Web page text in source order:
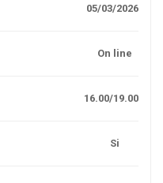
05/03/2026
On line
16.00/19.00
Si